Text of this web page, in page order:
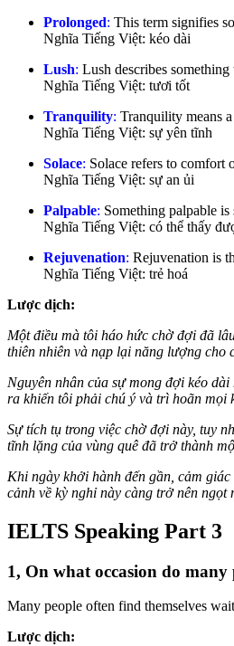
Prolonged: This term signifies
Nghĩa Tiếng Việt: kéo dài
Lush: Lush describes
Nghĩa Tiếng Việt: tươi tốt
Tranquility: Tranquility means
Nghĩa Tiếng Việt: sự yên tĩnh
Solace: Solace refers to comfort
Nghĩa Tiếng Việt: sự an ủi
Palpable: Something palpable is
Nghĩa Tiếng Việt: có thể thấy
Rejuvenation: Rejuvenation is
Nghĩa Tiếng Việt: trẻ hoá
Lược dịch:
Một điều mà tôi háo hức chờ đợi đã
thiên nhiên và nạp lại năng lượng cho
Nguyên nhân của sự mong đợi kéo
ra khiến tôi phải chú ý và trì hoãn mọi
Sự tích tụ trong việc chờ đợi này, tuy
tĩnh lặng của vùng quê đã trở thành
Khi ngày khởi hành đến gần, cảm
cảnh về kỳ nghỉ này càng trở nên
IELTS Speaking Part 3
1, On what occasion do
Many people often find themselves
Lược dịch: